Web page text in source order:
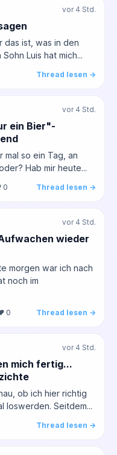
vor 4 Std.
ist, was in den
Luis hat mich...
Thread lesen →
vor 4 Std.
ein Bier"-
so ein Tag, an
Hab mir heute...
0 Thread lesen →
vor 4 Std.
wieder
morgen war ich nach
noch im
0 Thread lesen →
vor 4 Std.
mich fertig...
ob ich hier richtig
loswerden. Seitdem...
Thread lesen →